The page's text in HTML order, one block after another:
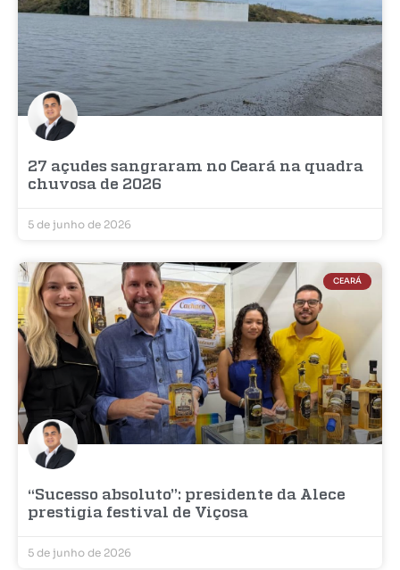
27 açudes sangraram no Ceará na quadra
chuvosa de 2026
5 de junho de 2026
CEARÁ
“Sucesso absoluto”: presidente da Alece
prestigia festival de Viçosa
5 de junho de 2026